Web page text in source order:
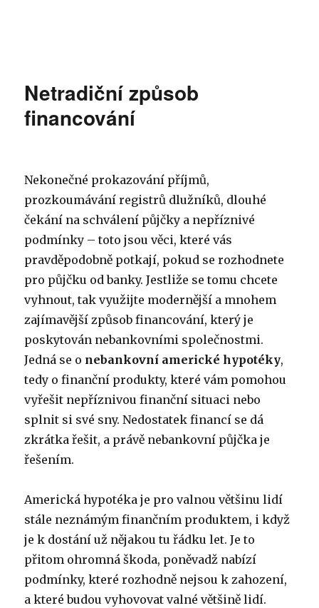
Netradiční způsob
financování
Nekonečné prokazování příjmů,
prozkoumávání registrů dlužníků, dlouhé
čekání na schválení půjčky a nepříznivé
podmínky – toto jsou věci, které vás
pravděpodobně potkají, pokud se rozhodnete
pro půjčku od banky. Jestliže se tomu chcete
vyhnout, tak využijte modernější a mnohem
zajímavější způsob financování, který je
poskytován nebankovními společnostmi.
Jedná se o nebankovní americké hypotéky,
tedy o finanční produkty, které vám pomohou
vyřešit nepříznivou finanční situaci nebo
splnit si své sny. Nedostatek financí se dá
zkrátka řešit, a právě nebankovní půjčka je
řešením.
Americká hypotéka je pro valnou většinu lidí
stále neznámým finančním produktem, i když
je k dostání už nějakou tu řádku let. Je to
přitom ohromná škoda, poněvadž nabízí
podmínky, které rozhodně nejsou k zahození,
a které budou vyhovovat valné většině lidí.